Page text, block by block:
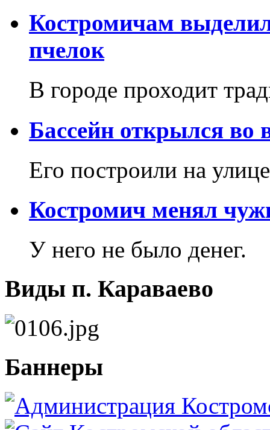
Костромичам
пчелок
В городе проходит
Бассейн открылся во
Его построили на
Костромич менял
У него не было денег.
Виды п. Караваево
Баннеры